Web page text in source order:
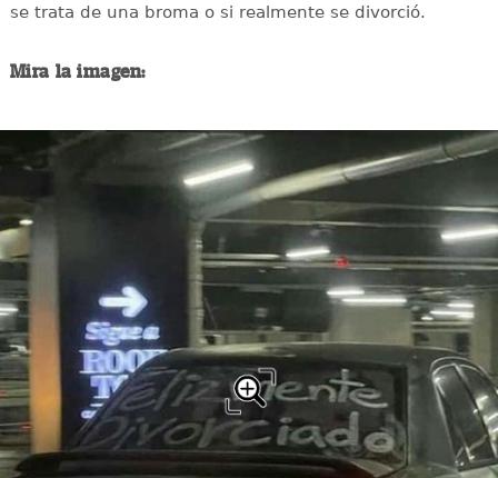
se trata de una broma o si realmente se divorció.
Mira la imagen: